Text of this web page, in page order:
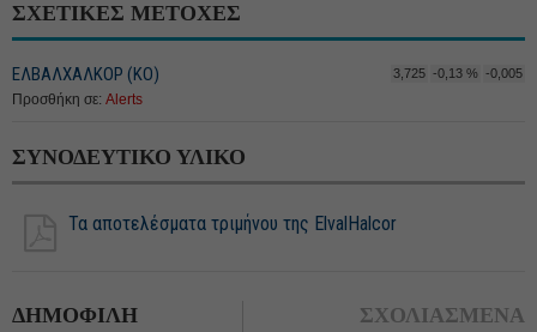
ΣΧΕΤΙΚΕΣ ΜΕΤΟΧΕΣ
ΕΛΒΑΛΧΑΛΚΟΡ (ΚΟ) 3,725 -0,13 % -0,005
Προσθήκη σε: Alerts
ΣΥΝΟΔΕΥΤΙΚΟ ΥΛΙΚΟ
Τα αποτελέσματα τριμήνου της ElvalHalcor
ΔΗΜΟΦΙΛΗ ΣΧΟΛΙΑΣΜΕΝΑ